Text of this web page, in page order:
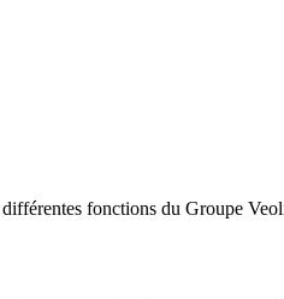
fonctions du Groupe